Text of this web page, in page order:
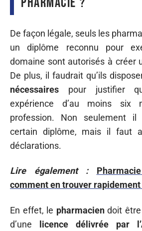
De façon légale, seuls les
un diplôme reconnu pour
domaine sont autorisés à créer
De plus, il faudrait qu’ils
nécessaires pour justifier
expérience d’au moins six
profession. Non seulement
certain diplôme, mais il faut
déclarations.
Lire également :
comment en trouver rapidement
En effet, le pharmaciendoit être
d’une licence délivrée par